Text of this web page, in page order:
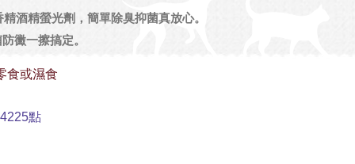
酒精螢光劑，簡單除臭抑菌真放心。
黴一擦搞定。
食或濕食
點